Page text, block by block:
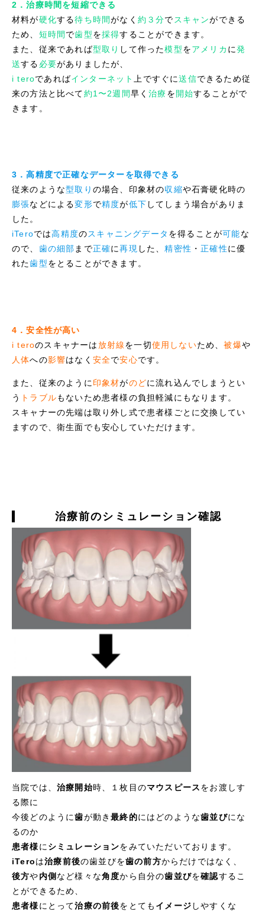
2．治療時間を短縮できる
材料が硬化する待ち時間がなく 約３分で スキャンができる
ため、 短時間 で歯型を採得することができます。
また、従来であれば型取り して作った模型をアメリカ に発
送する 必要がありましたが、
i teroであればインターネット 上ですぐに送信できるため従
来の方法と比べて約1〜2週間早く治療 を開始することがで
きます。
3．高精度で正確なデーターを取得できる
従来のような型取り の場合、印象材の収縮や石膏硬化時の
膨張などによる変形で精度が低下 してしまう場合がありま
した。
iTeroでは高精度のスキャニングデータ を得ることが可能な
ので、 歯の細部 まで正確に再現 した、精密性 ・正確性に優
れた歯型をとることができます。
4．安全性が高い
i teroのスキャナーは放射線を一切使用しないため、被爆や
人体への影響はなく 安全で安心です。
また、従来のように 印象材がのどに流れ込んでしまうとい
う トラブルもないため患者様の負担軽減にもなります。
スキャナーの先端は取り外し式で患者様ごとに交換してい
ますので、衛生面でも安心していただけます。
治療前のシミュレーション確認
当院では、 治療開始時、１枚目のマウスピースをお渡しす
る際に
今後どのように歯が動き最終的にはどのような歯並びにな
るのか
患者様に シミュレーションをみていただいております。
iTeroは治療前後の歯並びを歯の前方からだけではなく、
後方や内側 など様々な角度から自分の歯並びを確認するこ
とができるため、
患者様にとって治療の前後をとても イメージ しやすくな